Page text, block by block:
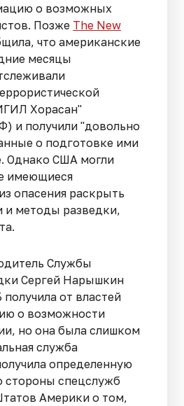
о возможных
Позже The New
что американские
месяцы
Хорасан"
и получили "довольно
о подготовке ими
Однако США могли
имеющиеся
опасения раскрыть
и методы разведки,
Службы
Сергей Нарышкин
от властей
о возможности
но она была слишком
служба
определенную
стороны спецслужб
Америки о том,